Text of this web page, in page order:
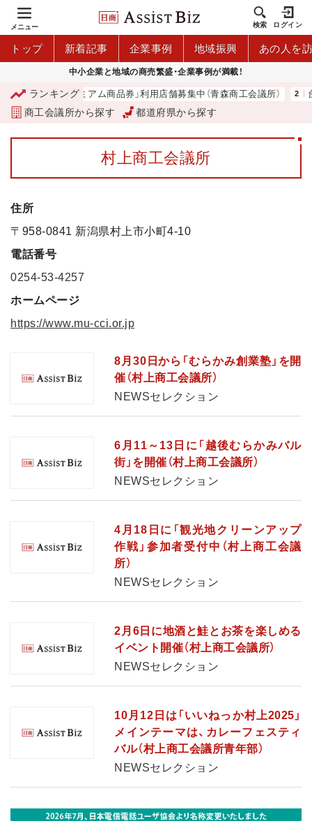
メニュー 検索 ログイン
トップ 新着記事 企業事例 地域振興 あの人を
中小企業と地域の商売繁盛・企業事例が満載！
ランキング
「青森市プレミアム商品券」利用店舗募集中（青森商工会議所） 台
商工会議所から探す 都道府県から探す
村上商工会議所
住所
〒958-0841 新潟県村上市小町4-10
電話番号
0254-53-4257
ホームページ
https://www.mu-cci.or.jp
8月30日から「むらかみ創業塾」を開
催（村上商工会議所）
NEWSセレクション
6月11～13日に「越後むらかみバル
街」を開催（村上商工会議所）
NEWSセレクション
4月18日に「観光地クリーンアップ
作戦」参加者受付中（村上商工会議
所）
NEWSセレクション
2月6日に地酒と鮭とお茶を楽しめる
イベント開催（村上商工会議所）
NEWSセレクション
10月12日は「いいねっか村上2025」
メインテーマは、カレーフェスティ
バル（村上商工会議所青年部）
NEWSセレクション